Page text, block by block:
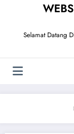
Selamat Datang